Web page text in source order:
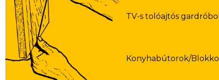
TV-s tolóajtós
Konyhabútorok/